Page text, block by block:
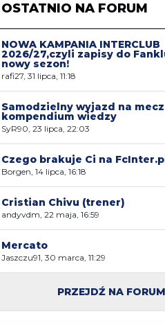
OSTATNIO NA FORUM
NOWA KAMPANIA INTERCLUB
2026/27,czyli zapisy do
nowy sezon!
rafi27, 31 lipca, 11:18
Samodzielny wyjazd na
kompendium wiedzy
SyR90, 23 lipca, 22:03
Czego brakuje Ci na
Borgen, 14 lipca, 16:18
Cristian Chivu (trener)
andyvdm, 22 maja, 16:59
Mercato
Jaszczu91, 30 marca, 11:29
PRZEJDŹ NA FORUM